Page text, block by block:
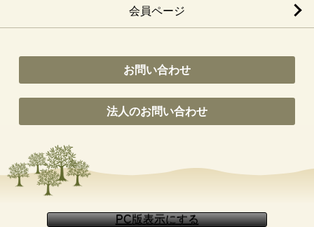
会員ページ
お問い合わせ
法人のお問い合わせ